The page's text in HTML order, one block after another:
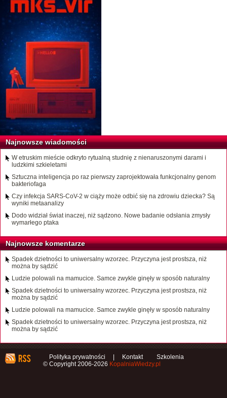
Najnowsze wiadomości
W etruskim mieście odkryto rytualną studnię z nienaruszonymi darami i
ludzkimi szkieletami
Sztuczna inteligencja po raz pierwszy zaprojektowała funkcjonalny genom
bakteriofaga
Czy infekcja SARS-CoV-2 w ciąży może odbić się na zdrowiu dziecka? Są
wyniki metaanalizy
Dodo widział świat inaczej, niż sądzono. Nowe badanie odsłania zmysły
wymarłego ptaka
Najnowsze komentarze
Spadek dzietności to uniwersalny wzorzec. Przyczyna jest prostsza, niż
można by sądzić
Ludzie polowali na mamucice. Samce zwykle ginęły w sposób naturalny
Spadek dzietności to uniwersalny wzorzec. Przyczyna jest prostsza, niż
można by sądzić
Ludzie polowali na mamucice. Samce zwykle ginęły w sposób naturalny
Spadek dzietności to uniwersalny wzorzec. Przyczyna jest prostsza, niż
można by sądzić
Polityka prywatności Kontakt
Szkolenia
© Copyright 2006-2026 KopalniaWiedzy.pl